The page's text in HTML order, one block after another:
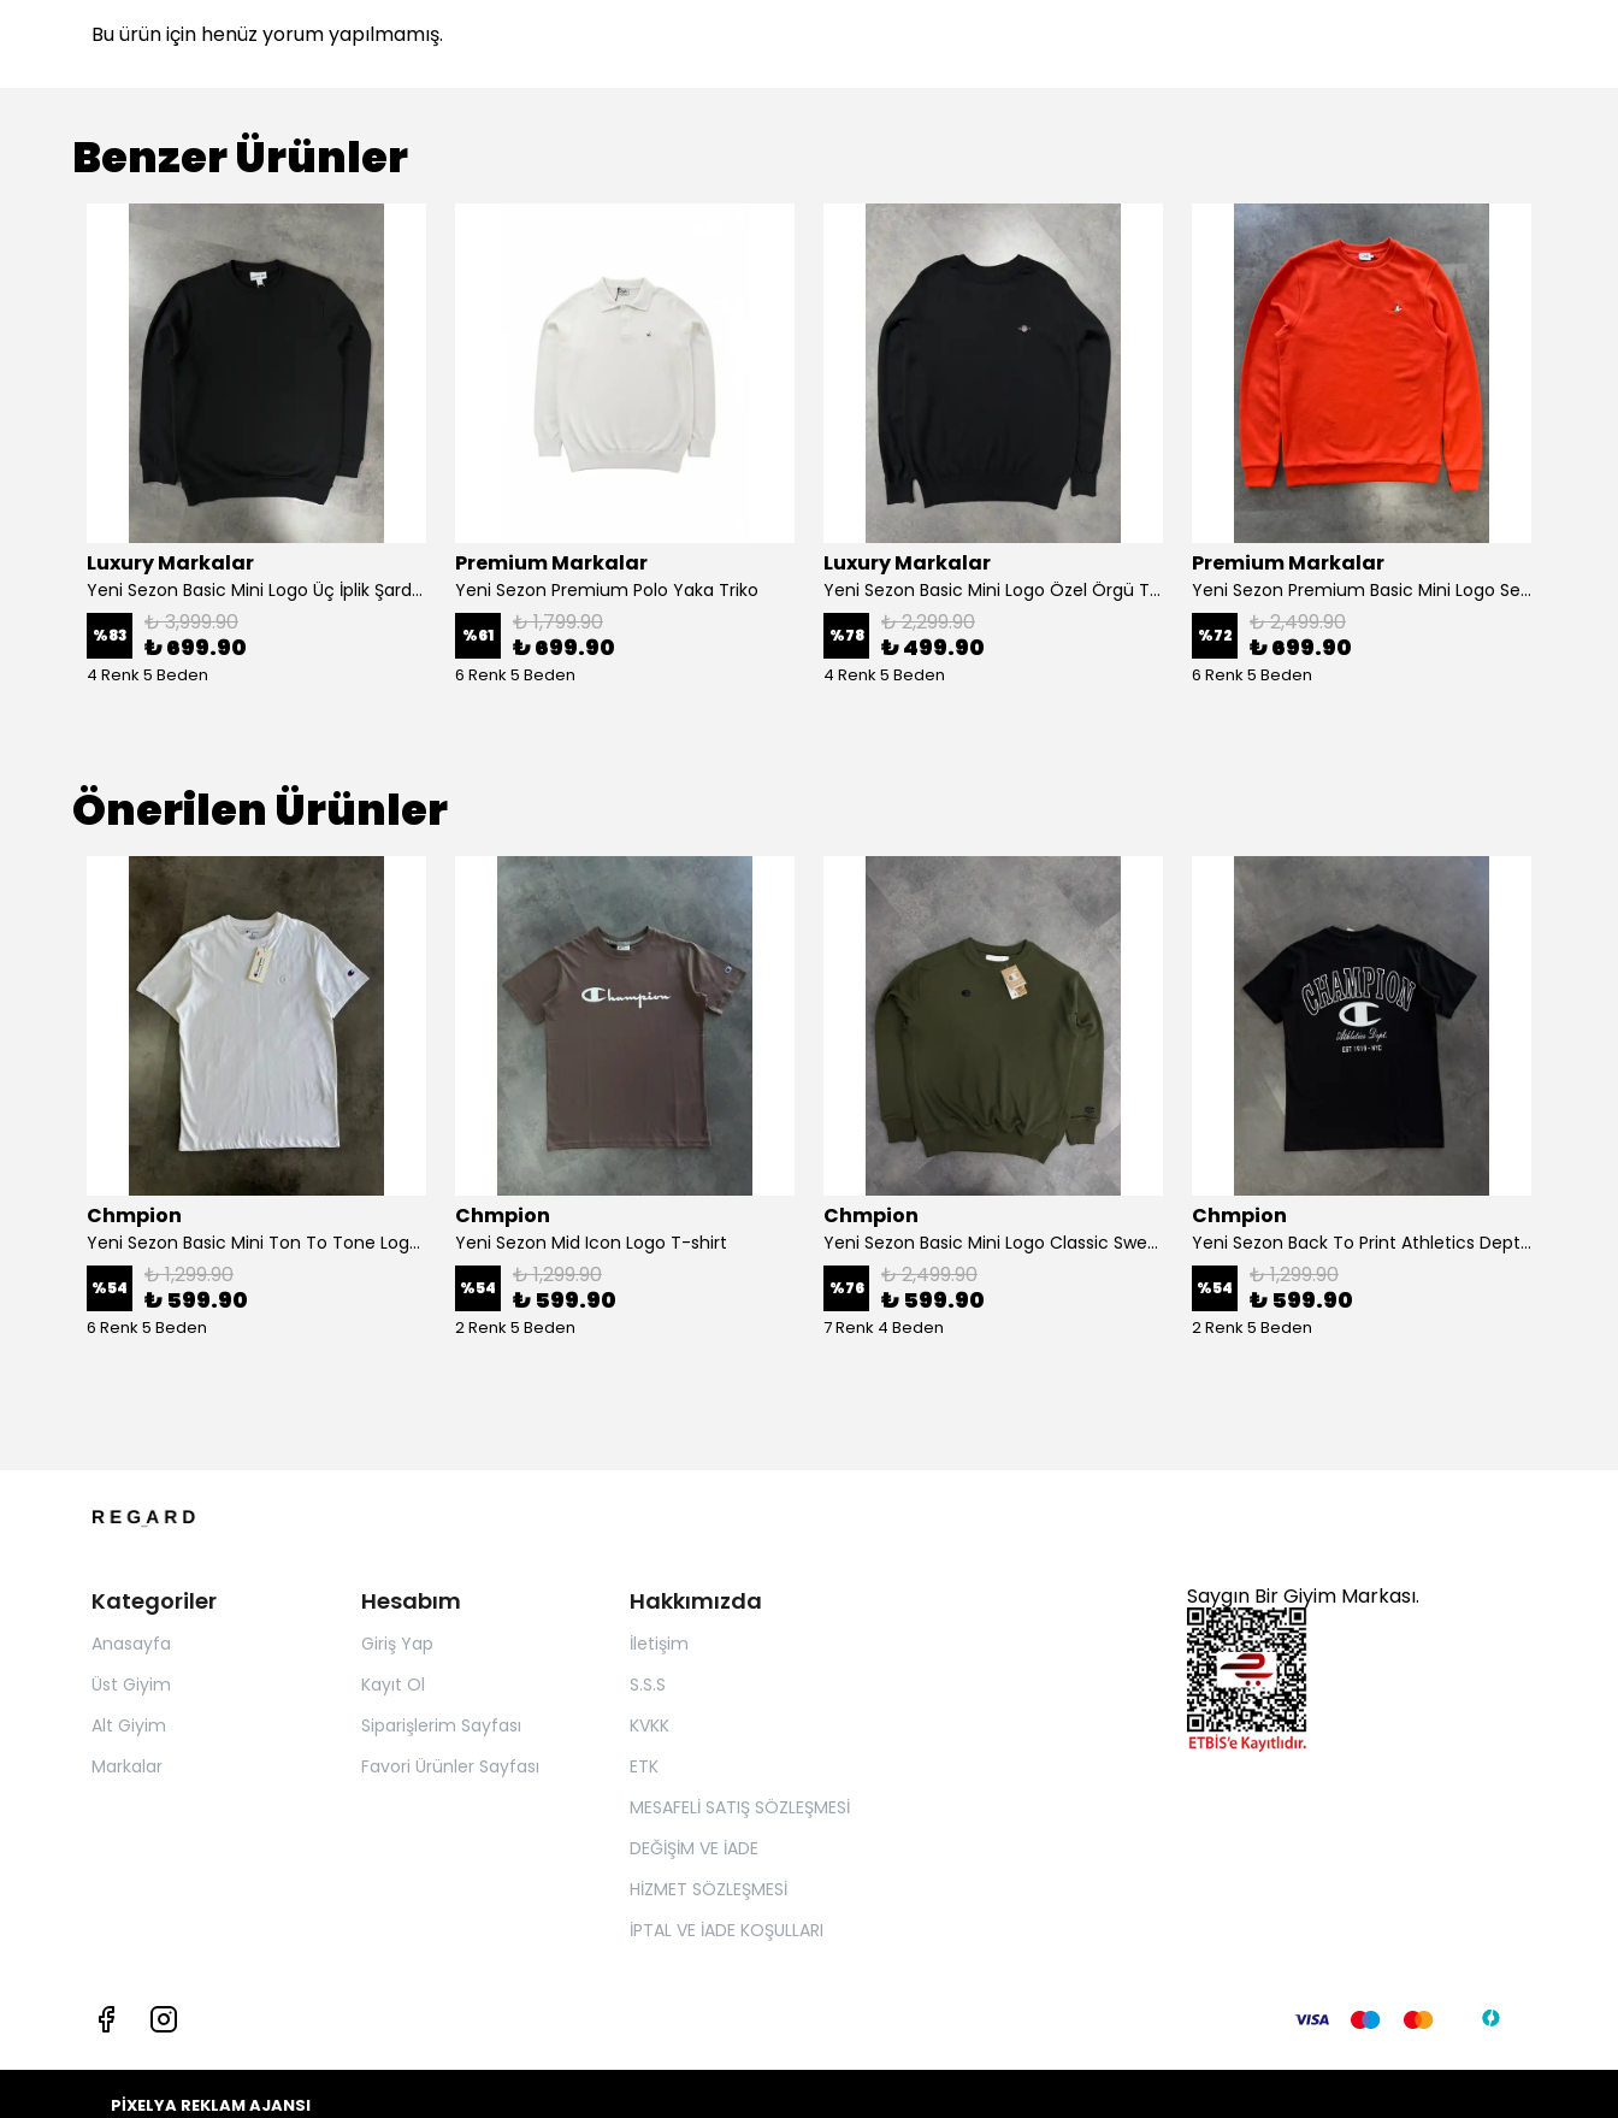
Bu ürün için henüz yorum yapılmamış.
Benzer Ürünler
Luxury Markalar
Yeni Sezon Basic Mini Logo Üç İplik Şardonsuz Sweatshirt
%83 ₺ 3,999.90
₺ 699.90
4 Renk 5 Beden
Premium Markalar
Yeni Sezon Premium Polo Yaka Triko
%61 ₺ 1,799.90
₺ 699.90
6 Renk 5 Beden
Luxury Markalar
Yeni Sezon Basic Mini Logo Özel Örgü Triko
%78 ₺ 2,299.90
₺ 499.90
4 Renk 5 Beden
Premium Markalar
Yeni Sezon Premium Basic Mini Logo Selanik Sweatshirt
%72 ₺ 2,499.90
₺ 699.90
6 Renk 5 Beden
Önerilen Ürünler
Chmpion
Yeni Sezon Basic Mini Ton To Tone Logo T-shirt
%54 ₺ 1,299.90
₺ 599.90
6 Renk 5 Beden
Chmpion
Yeni Sezon Mid Icon Logo T-shirt
%54 ₺ 1,299.90
₺ 599.90
2 Renk 5 Beden
Chmpion
Yeni Sezon Basic Mini Logo Classic Sweatshirt
%76 ₺ 2,499.90
₺ 599.90
7 Renk 4 Beden
Chmpion
Yeni Sezon Back To Print Athletics Depth T-shirt
%54 ₺ 1,299.90
₺ 599.90
2 Renk 5 Beden
Kategoriler
Anasayfa
Üst Giyim
Alt Giyim
Markalar
Hesabım
Giriş Yap
Kayıt Ol
Siparişlerim Sayfası
Favori Ürünler Sayfası
Hakkımızda
İletişim
S.S.S
KVKK
ETK
MESAFELİ SATIŞ SÖZLEŞMESİ
DEĞİŞİM VE İADE
HİZMET SÖZLEŞMESİ
İPTAL VE İADE KOŞULLARI
Saygın Bir Giyim Markası.
PİXELYA REKLAM AJANSI